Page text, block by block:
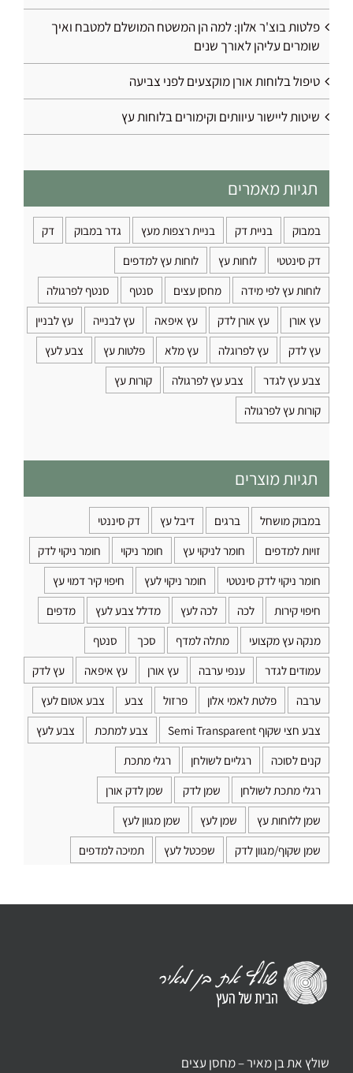
פלטות בוצ'ר אלון: למה הן המשטח המושלם למטבח ואיך
שומרים עליהן לאורך שנים
טיפול בלוחות אורן מוקצעים לפני צביעה
שיטות ליישור עיוותים וקימורים בלוחות עץ
תגיות מאמרים
במבוק בניית דק בניית רצפות מעץ גדר במבוק
דק
דק סינטטי
לוחות עץ
לוחות עץ למדפים
לוחות עץ לפי מידה
מחסן עצים סנטף
סנטף לפרגולה
עץ אורן
עץ אורן לדק עץ איפאה עץ לבנייה
עץ לבניין
עץ לדק
עץ לפרוגלה עץ מלא פלטות עץ
צבע לעץ
צבע עץ לגדר
צבע עץ לפרגולה
קורות עץ
קורות עץ לפרגולה
תגיות מוצרים
במבוק מושחל ברגים דיבל עץ
דק סיננטי
זויות למדפים
חומר לניקוי עץ חומר ניקוי
חומר ניקוי לדק
חומר ניקוי לדק סינטטי
חומר ניקוי לעץ
חיפוי קיר דמוי עץ
חיפוי קירות
לכה לכה לעץ מדלל צבע לעץ
מדפים
מנקה עץ מקצועי
מתלה למדף סכך
סנטף
עמודים לגדר
ענפי ערבה עץ אורן עץ איפאה
עץ לדק
ערבה
פלטת לאמי אלון פרזול צבע
צבע אטום לעץ
צבע חצי שקוף Semi Transparent
צבע למתכת
צבע לעץ
קנים לסוכה
רגליים לשולחן
רגלי מתכת
רגלי מתכת לשולחן
שמן לדק
שמן לדק אורן
שמן ללוחות עץ
שמן לעץ
שמן מגוון לעץ
שמן שקוף/מגוון לדק
שפכטל לעץ תמיכה למדפים
שולץ את בן מאיר – מחסן עצים